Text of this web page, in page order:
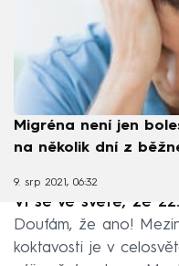
Migréna není jen
na několik dní z
9. srp 2021, 06:32
Ví se ve světě, že
Doufám, že ano!
koktavosti je v